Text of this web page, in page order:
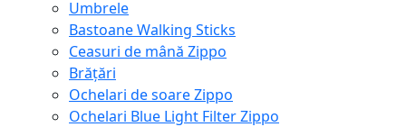
Umbrele
Bastoane Walking Sticks
Ceasuri de mână Zippo
Brățări
Ochelari de soare Zippo
Ochelari Blue Light Filter Zippo